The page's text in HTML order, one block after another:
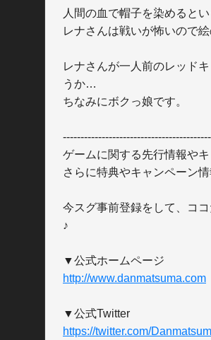
人間の血で帽子を染めると
レナさんは戦いが怖いので
レナさんが一人前のレッド
うか…
ちなみにボクっ娘です。
ゲームに関する先行情報やキ
さらに特典やキャンペーン
今スグ事前登録をして、コ
♪
http://www.danmatsuma.com
https://twitter.com/